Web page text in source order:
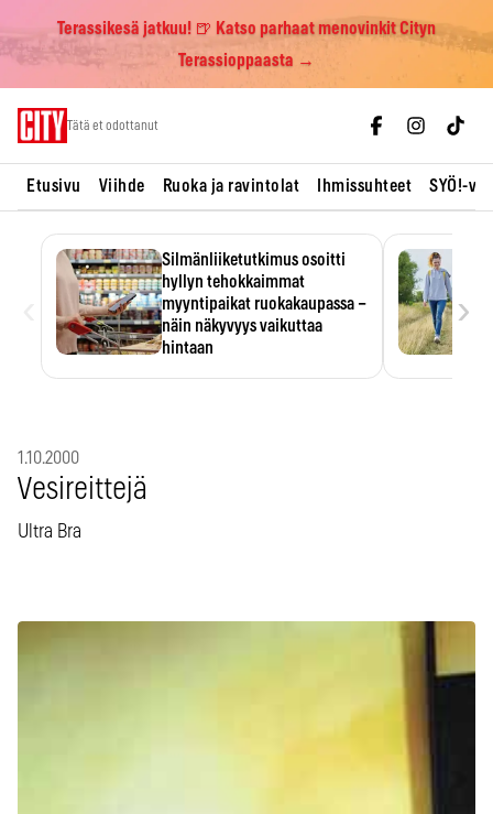
Terassikesä jatkuu! 🍺 Katso parhaat menovinkit Cityn
Terassioppaasta →
Tätä et odottanut
Etusivu Viihde Ruoka ja ravintolat Ihmissuhteet SYÖ!-
Silmänliiketutkimus osoitti
hyllyn tehokkaimmat
myyntipaikat ruokakaupassa –
näin näkyvyys vaikuttaa
hintaan
›
1.10.2000
Vesireittejä
Ultra Bra